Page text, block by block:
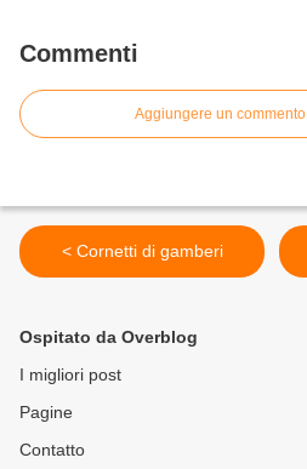
Commenti
Aggiungere un commento
< Cornetti di gamberi
Ospitato da Overblog
I migliori post
Pagine
Contatto